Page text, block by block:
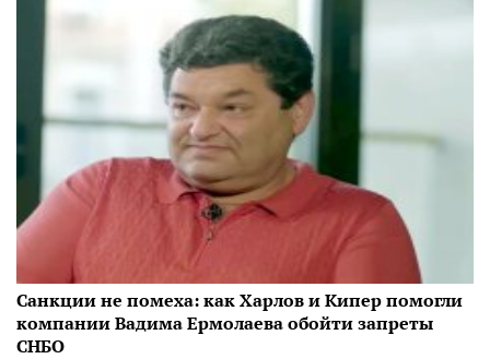
Санкции не помеха: как Харлов и Кипер помогли
компании Вадима Ермолаева обойти запреты
СНБО